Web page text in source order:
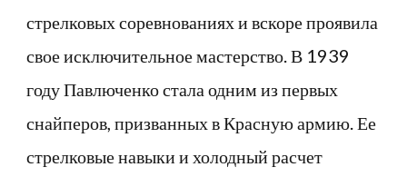
стрелковых соревнованиях и вскоре проявила
свое исключительное мастерство. В 1939
году Павлюченко стала одним из первых
снайперов, призванных в Красную армию. Ее
стрелковые навыки и холодный расчет